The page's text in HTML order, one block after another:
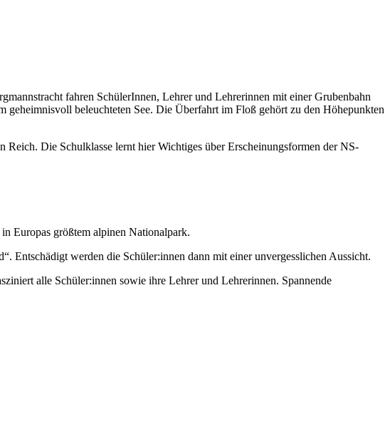
fahren SchülerInnen, Lehrer und Lehrerinnen mit einer Grubenbahn
beleuchteten See. Die Überfahrt im Floß gehört zu den Höhepunkten
Die Schulklasse lernt hier Wichtiges über Erscheinungsformen der NS-
Europas größtem alpinen Nationalpark.
Entschädigt werden die Schüler:innen dann mit einer unvergesslichen Aussicht.
alle Schüler:innen sowie ihre Lehrer und Lehrerinnen. Spannende